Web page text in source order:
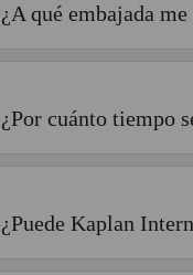
¿A qué embajada
¿Por cuánto tiempo
¿Puede Kaplan